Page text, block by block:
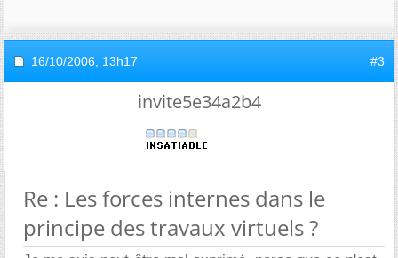
16/10/2006, 13h17 #3
invite5e34a2b4
Re : Les forces internes dans le
principe des travaux virtuels ?